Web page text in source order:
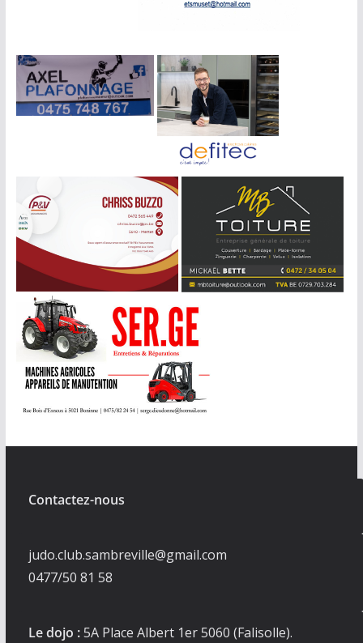
Contactez-nous
judo.club.sambreville@gmail.com
0477/50 81 58
Le dojo :5A Place Albert 1er 5060 (Falisolle).